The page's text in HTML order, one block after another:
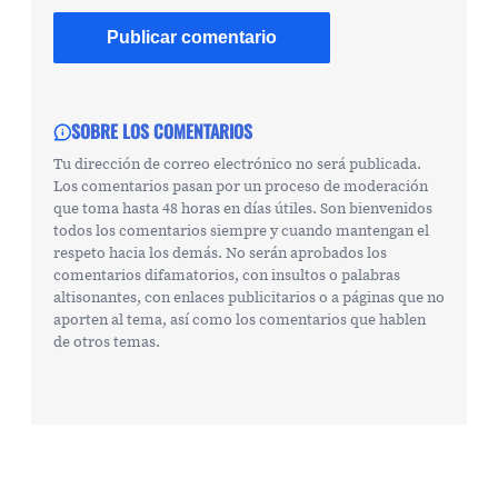
SOBRE LOS COMENTARIOS
Tu dirección de correo electrónico no será publicada.
Los comentarios pasan por un proceso de moderación
que toma hasta 48 horas en días útiles. Son bienvenidos
todos los comentarios siempre y cuando mantengan el
respeto hacia los demás. No serán aprobados los
comentarios difamatorios, con insultos o palabras
altisonantes, con enlaces publicitarios o a páginas que no
aporten al tema, así como los comentarios que hablen
de otros temas.